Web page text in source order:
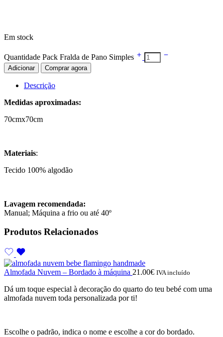
Em stock
Quantidade Pack Fralda de Pano Simples
Adicionar Comprar agora
Descrição
Medidas aproximadas:
70cmx70cm
Materiais:
Tecido 100% algodão
Lavagem recomendada:
Manual; Máquina a frio ou até 40º
Produtos Relacionados
Almofada Nuvem – Bordado à máquina 21.00€ IVA incluído
Dá um toque especial à decoração do quarto do teu bebé com uma
almofada nuvem toda personalizada por ti!
Escolhe o padrão, indica o nome e escolhe a cor do bordado.